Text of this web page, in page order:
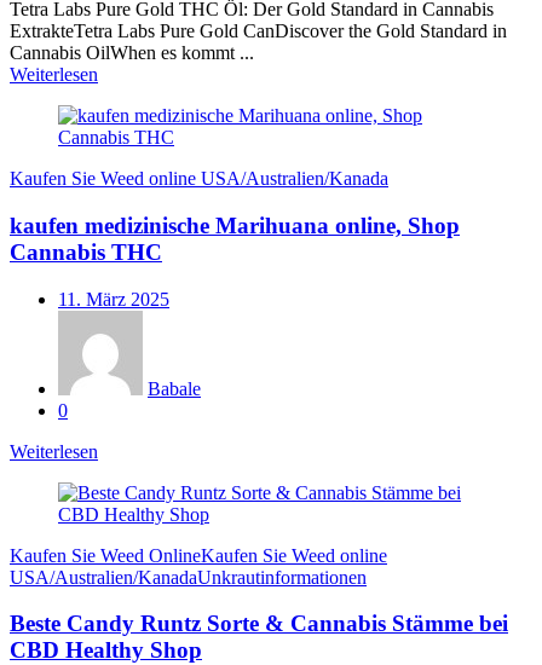
Tetra Labs Pure Gold THC Öl: Der Gold Standard in Cannabis
ExtrakteTetra Labs Pure Gold CanDiscover the Gold Standard in
Cannabis OilWhen es kommt ...
Weiterlesen
Kaufen Sie Weed online USA/Australien/Kanada
kaufen medizinische Marihuana online, Shop
Cannabis THC
Veröffentlicht
11. März 2025
Babale
0
Weiterlesen
Kaufen Sie Weed OnlineKaufen Sie Weed online
USA/Australien/KanadaUnkrautinformationen
Beste Candy Runtz Sorte & Cannabis Stämme bei
CBD Healthy Shop